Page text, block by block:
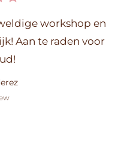
workshop en
Aan te raden voor